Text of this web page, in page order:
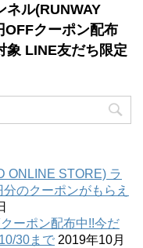
ネル(RUNWAY
クーポン配布
LINE友だち限定
ONLINE STORE) ラ
のクーポンがもらえ
ーポン配布中!!今だ
30まで 2019年10月